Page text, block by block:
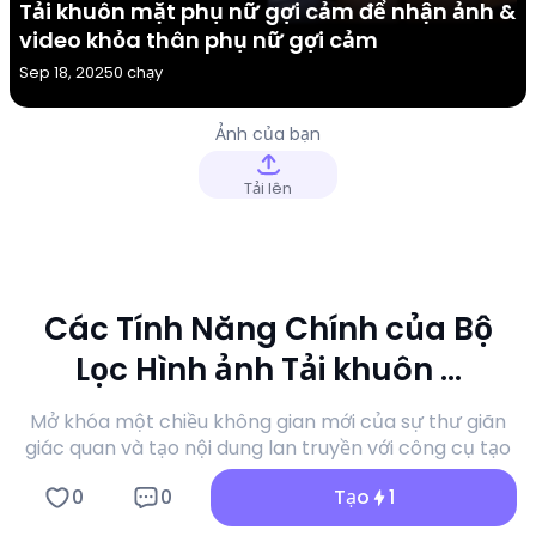
Tải khuôn mặt phụ nữ gợi cảm để nhận ảnh &
video khỏa thân phụ nữ gợi cảm
Sep 18, 20250 chạy
Ảnh của bạn
Tải lên
Các Tính Năng Chính của Bộ
Lọc Hình ảnh Tải khuôn ...
Mở khóa một chiều không gian mới của sự thư giãn
giác quan và tạo nội dung lan truyền với công cụ tạo
Hình ảnh Tải khuôn ... của a1.art.
0
0 Tạo 1